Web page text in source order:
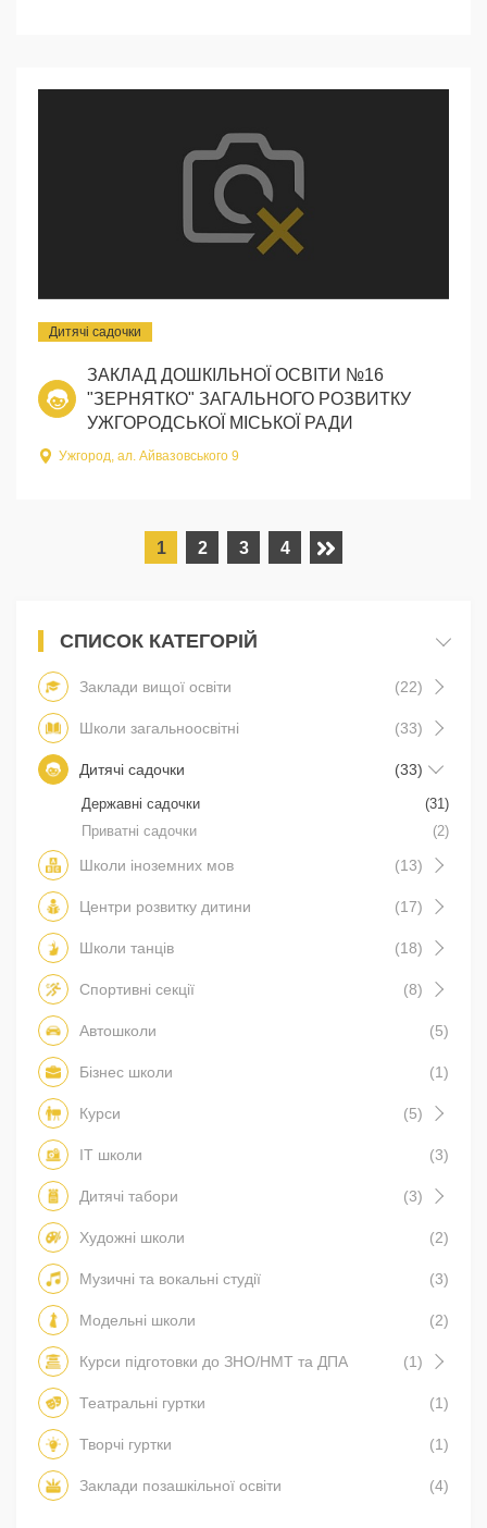
Дитячі садочки
ЗАКЛАД ДОШКІЛЬНОЇ ОСВІТИ №16
"ЗЕРНЯТКО" ЗАГАЛЬНОГО РОЗВИТКУ
УЖГОРОДСЬКОЇ МІСЬКОЇ РАДИ
Ужгород, ал. Айвазовського 9
1 2 3 4
СПИСОК КАТЕГОРІЙ
Заклади вищої освіти (22)
Школи загальноосвітні (33)
Дитячі садочки (33)
Державні садочки
(31)
Приватні садочки
(2)
Школи іноземних мов (13)
Центри розвитку дитини (17)
Школи танців (18)
Спортивні секції (8)
Автошколи (5)
Бізнес школи (1)
Курси (5)
IT школи (3)
Дитячі табори (3)
Художні школи (2)
Музичні та вокальні студії (3)
Модельні школи (2)
Курси підготовки до ЗНО/НМТ та ДПА (1)
Театральні гуртки (1)
Творчі гуртки (1)
Заклади позашкільної освіти (4)